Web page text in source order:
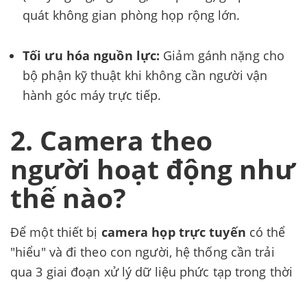
quát không gian phòng họp rộng lớn.
Tối ưu hóa nguồn lực: Giảm gánh nặng cho
bộ phận kỹ thuật khi không cần người vận
hành góc máy trực tiếp.
2. Camera theo
người hoạt động như
thế nào?
Để một thiết bị camera họp trực tuyến có thể
"hiểu" và đi theo con người, hệ thống cần trải
qua 3 giai đoạn xử lý dữ liệu phức tạp trong thời